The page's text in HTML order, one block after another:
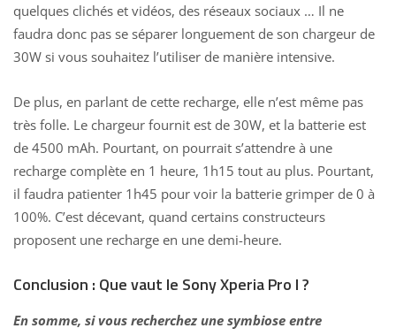
quelques clichés et vidéos, des réseaux sociaux … Il ne
faudra donc pas se séparer longuement de son chargeur de
30W si vous souhaitez l’utiliser de manière intensive.
De plus, en parlant de cette recharge, elle n’est même pas
très folle. Le chargeur fournit est de 30W, et la batterie est
de 4500 mAh. Pourtant, on pourrait s’attendre à une
recharge complète en 1 heure, 1h15 tout au plus. Pourtant,
il faudra patienter 1h45 pour voir la batterie grimper de 0 à
100%. C’est décevant, quand certains constructeurs
proposent une recharge en une demi-heure.
Conclusion : Que vaut le Sony Xperia Pro I ?
En somme, si vous recherchez une symbiose entre